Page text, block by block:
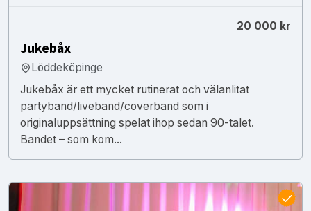
20 000 kr
Jukebåx
Löddeköpinge
Jukebåx är ett mycket rutinerat och välanlitat
partyband/liveband/coverband som i
originaluppsättning spelat ihop sedan 90-talet.
Bandet – som kom...